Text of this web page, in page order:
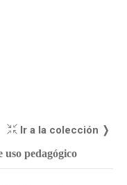
Ir a la colección ❭
uso pedagógico